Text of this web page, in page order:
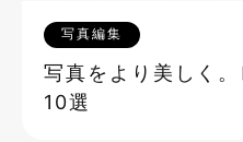
写真編集
写真をより美しく
10選